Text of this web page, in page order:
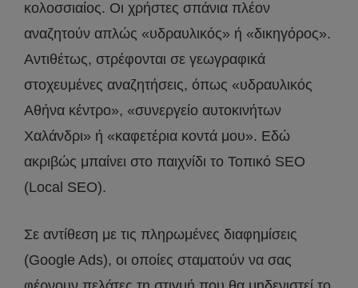
κολοσσιαίος. Οι χρήστες σπάνια πλέον
αναζητούν απλώς «υδραυλικός» ή «δικηγόρος».
Αντιθέτως, στρέφονται σε γεωγραφικά
στοχευμένες αναζητήσεις, όπως «υδραυλικός
Αθήνα κέντρο», «συνεργείο αυτοκινήτων
Χαλάνδρι» ή «καφετέρια κοντά μου». Εδώ
ακριβώς μπαίνει στο παιχνίδι το Τοπικό SEO
(Local SEO).
Σε αντίθεση με τις πληρωμένες διαφημίσεις
(Google Ads), οι οποίες σταματούν να σας